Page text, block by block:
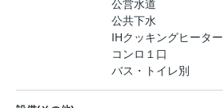
公営水道
公共下水
IHクッキングヒーター
コンロ１口
バス・トイレ別